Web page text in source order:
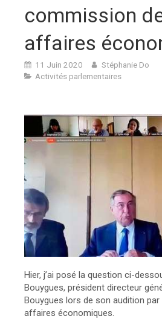
commission
affaires
11 Juin 2020
Stéphanie Do
Activités parlementaires
Hier, j’ai posé la question ci-
Bouygues, président directeur
Bouygues lors de son audition
affaires économiques.